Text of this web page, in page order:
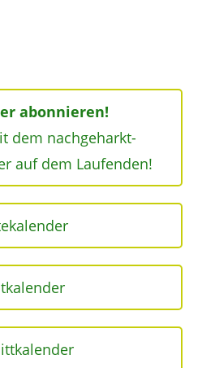
abonnieren!
dem nachgeharkt-
auf dem Laufenden!